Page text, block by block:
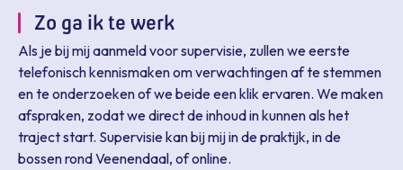
Zo ga ik te werk
Als je bij mij aanmeld voor supervisie, zullen we eerste
telefonisch kennismaken om verwachtingen af te stemmen
en te onderzoeken of we beide een klik ervaren. We maken
afspraken, zodat we direct de inhoud in kunnen als het
traject start. Supervisie kan bij mij in de praktijk, in de
bossen rond Veenendaal, of online.
Zeer goed
Omschrijf je ervaring met deze supervisor
Sluiten